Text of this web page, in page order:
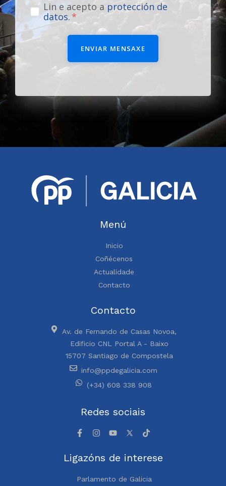
Lin e acepto a protección de
datos.
ENVIAR MENSAXE
Menú
Inicio
Coñécenos
Actualidade
Contacto
Contacto
Av. de Fernando de Casas Novoa,
Edificio CNL Portal A - Baixo
15707 Santiago de Compostela
info@ppdegalicia.com
(+34) 608 338 908
Redes sociais
Ligazóns de interese
Parlamento de Galicia